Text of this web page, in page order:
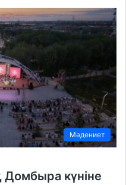
Мәдениет
күніне